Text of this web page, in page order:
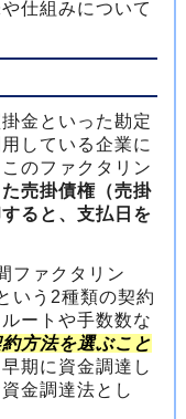
仕組みについて
金といった勘定
している企業に
のファクタリン
売掛債権（売掛
ると、支払日を
ファクタリン
いう2種類の契約
ートや手数数な
方法を選ぶこと
期に資金調達し
金調達法とし